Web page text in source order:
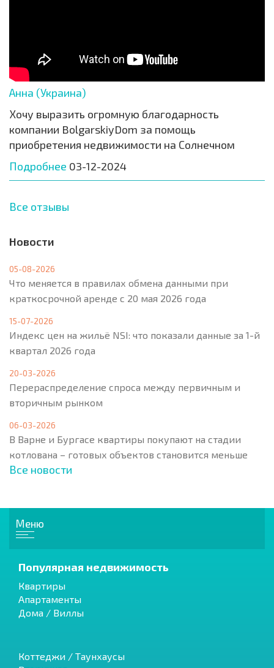
Анна (Украина)
Хочу выразить огромную благодарность
компании BolgarskiyDom за помощь
приобретения недвижимости на Солнечном
Подробнее 03-12-2024
Все отзывы
Новости
05-08-2026
Что меняется в правилах обмена данными при
краткосрочной аренде с 20 мая 2026 года
15-07-2026
Индекс цен на жильё NSI: что показали данные за 1-й
квартал 2026 года
20-03-2026
Перераспределение спроса между первичным и
вторичным рынком
06-03-2026
В Варне и Бургасе квартиры покупают на стадии
котлована – готовых объектов становится меньше
Все новости
Меню
Популярная недвижимость
Квартиры
Апартаменты
Дома / Виллы
Коттеджи / Таунхаусы